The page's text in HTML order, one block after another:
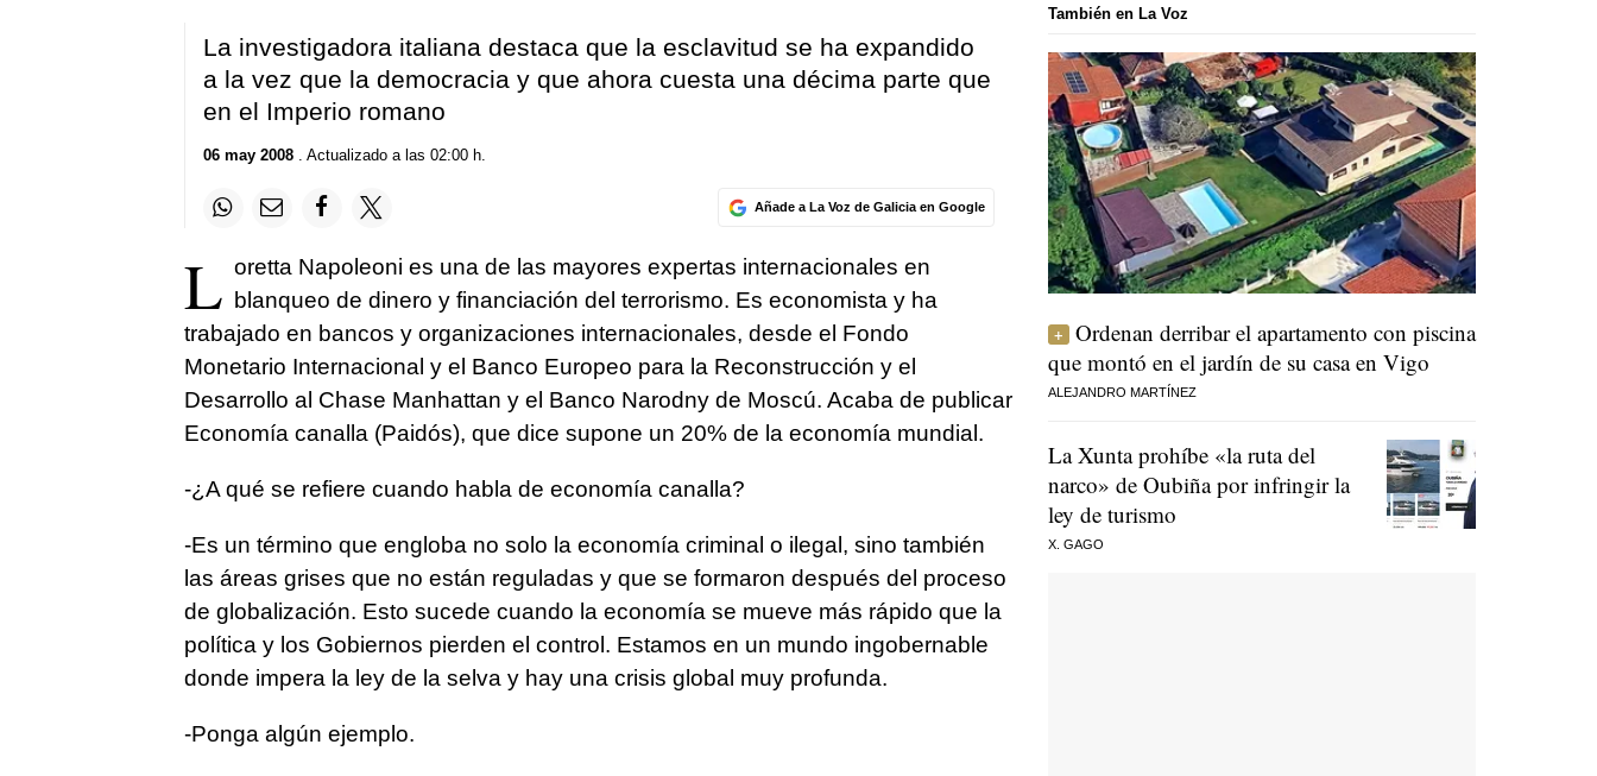
La investigadora italiana destaca que la esclavitud se ha expandido
a la vez que la democracia y que ahora cuesta una décima parte que
en el Imperio romano
06 may 2008. Actualizado a las 02:00 h.
Añade a La Voz de Galicia en Google
L oretta Napoleoni es una de las mayores expertas internacionales en
blanqueo de dinero y financiación del terrorismo. Es economista y ha
trabajado en bancos y organizaciones internacionales, desde el Fondo
Monetario Internacional y el Banco Europeo para la Reconstrucción y el
Desarrollo al Chase Manhattan y el Banco Narodny de Moscú. Acaba de publicar
Economía canalla (Paidós), que dice supone un 20% de la economía mundial.
-¿A qué se refiere cuando habla de economía canalla?
-Es un término que engloba no solo la economía criminal o ilegal, sino también
las áreas grises que no están reguladas y que se formaron después del proceso
de globalización. Esto sucede cuando la economía se mueve más rápido que la
política y los Gobiernos pierden el control. Estamos en un mundo ingobernable
donde impera la ley de la selva y hay una crisis global muy profunda.
-Ponga algún ejemplo.
También en La Voz
Ordenan derribar el apartamento con piscina
que montó en el jardín de su casa en Vigo
ALEJANDRO MARTÍNEZ
La Xunta prohíbe «la ruta del
narco» de Oubiña por infringir la
ley de turismo
X. GAGO